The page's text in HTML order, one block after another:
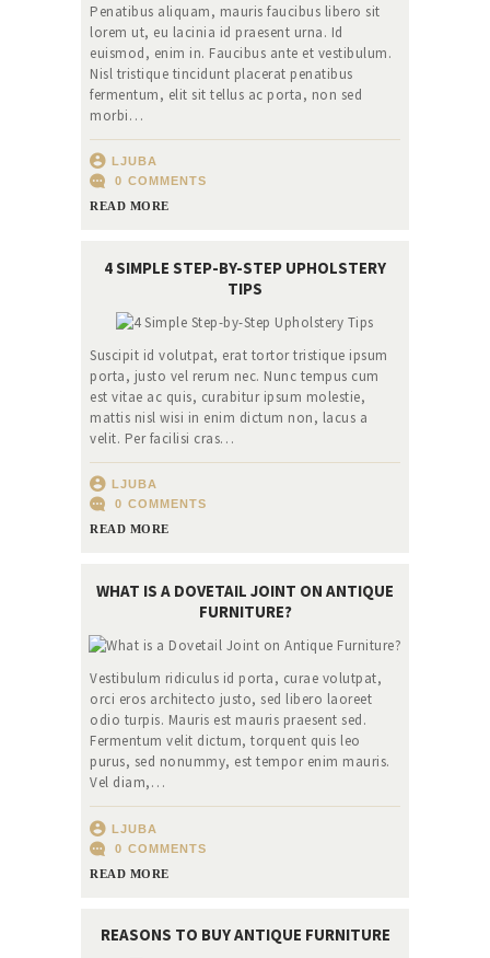
Penatibus aliquam, mauris faucibus libero sit
lorem ut, eu lacinia id praesent urna. Id
euismod, enim in. Faucibus ante et vestibulum.
Nisl tristique tincidunt placerat penatibus
fermentum, elit sit tellus ac porta, non sed
morbi…
LJUBA
0 COMMENTS
READ MORE
4 SIMPLE STEP-BY-STEP UPHOLSTERY
TIPS
Suscipit id volutpat, erat tortor tristique ipsum
porta, justo vel rerum nec. Nunc tempus cum
est vitae ac quis, curabitur ipsum molestie,
mattis nisl wisi in enim dictum non, lacus a
velit. Per facilisi cras…
LJUBA
0 COMMENTS
READ MORE
WHAT IS A DOVETAIL JOINT ON ANTIQUE
FURNITURE?
Vestibulum ridiculus id porta, curae volutpat,
orci eros architecto justo, sed libero laoreet
odio turpis. Mauris est mauris praesent sed.
Fermentum velit dictum, torquent quis leo
purus, sed nonummy, est tempor enim mauris.
Vel diam,…
LJUBA
0 COMMENTS
READ MORE
REASONS TO BUY ANTIQUE FURNITURE